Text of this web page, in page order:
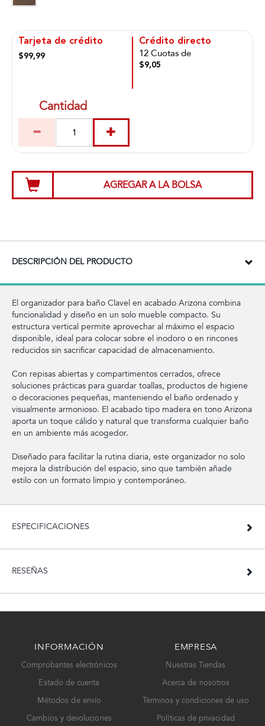
Tarjeta de crédito
$99,99
Crédito directo
12 Cuotas de
$9,05
Cantidad
AGREGAR A LA BOLSA
DESCRIPCIÓN DEL PRODUCTO
El organizador para baño Clavel en acabado Arizona combina
funcionalidad y diseño en un solo mueble compacto. Su
estructura vertical permite aprovechar al máximo el espacio
disponible, ideal para colocar sobre el inodoro o en rincones
reducidos sin sacrificar capacidad de almacenamiento.
Con repisas abiertas y compartimentos cerrados, ofrece
soluciones prácticas para guardar toallas, productos de higiene
o decoraciones pequeñas, manteniendo el baño ordenado y
visualmente armonioso. El acabado tipo madera en tono Arizona
aporta un toque cálido y natural que transforma cualquier baño
en un ambiente más acogedor.
Diseñado para facilitar la rutina diaria, este organizador no solo
mejora la distribución del espacio, sino que también añade
estilo con un formato limpio y contemporáneo.
ESPECIFICACIONES
RESEÑAS
INFORMACIÓN
Comprobantes electrónicos
Estado de cuenta
Métodos de envío
Cambios y devoluciones
EMPRESA
Nuestras Tiendas
Acerca de nosotros
Términos y condiciones de uso
Políticas de privacidad